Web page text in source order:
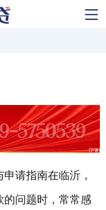
请指南在临沂，
的问题时，常常感